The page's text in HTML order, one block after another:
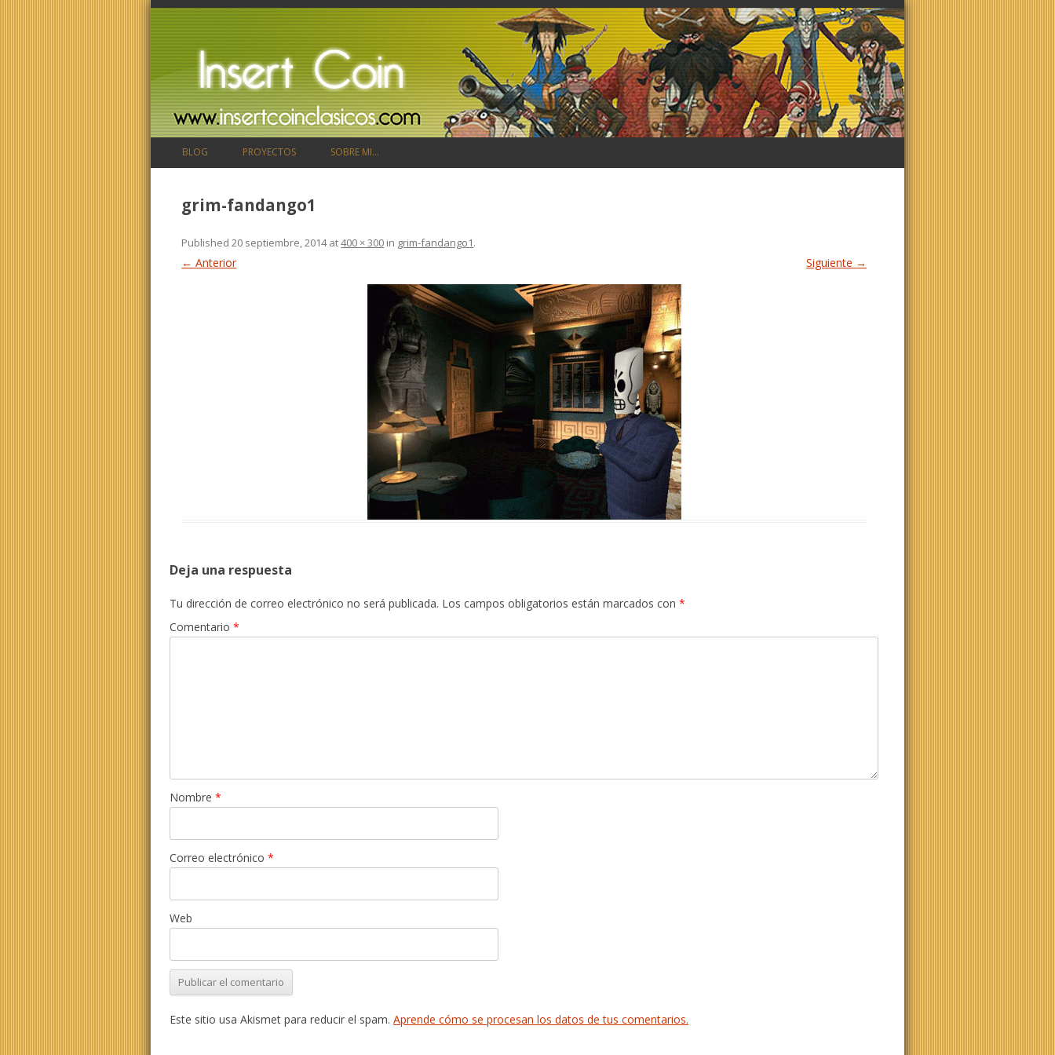
BLOG PROYECTOS SOBRE MI…
grim-fandango1
Published20 septiembre, 2014at400 × 300 in grim-fandango1.
← Anterior Siguiente →
Deja una respuesta
Tu dirección de correo electrónico no será publicada. Los campos obligatorios están marcados con *
Comentario *
Nombre *
Correo electrónico *
Web
Este sitio usa Akismet para reducir el spam. Aprende cómo se procesan los datos de tus comentarios.